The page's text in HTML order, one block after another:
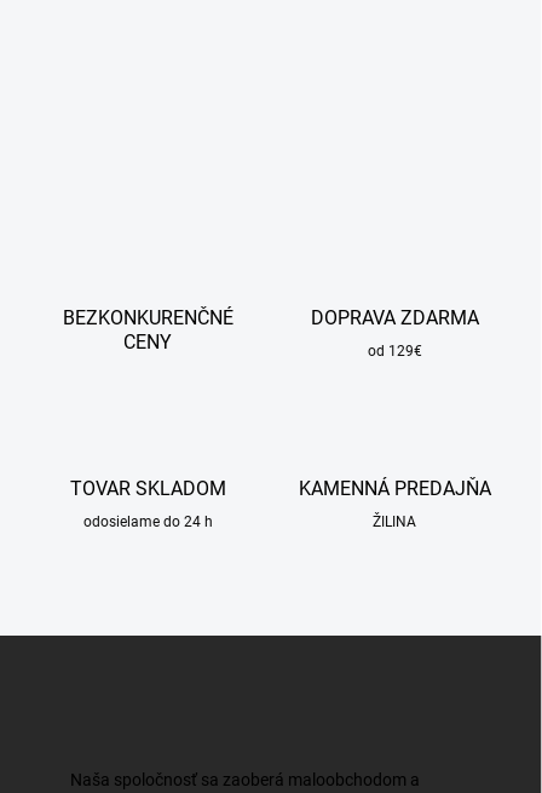
BEZKONKURENČNÉ
CENY
DOPRAVA ZDARMA
od 129€
TOVAR SKLADOM
odosielame do 24 h
KAMENNÁ PREDAJŇA
ŽILINA
Naša spoločnosť sa zaoberá maloobchodom a